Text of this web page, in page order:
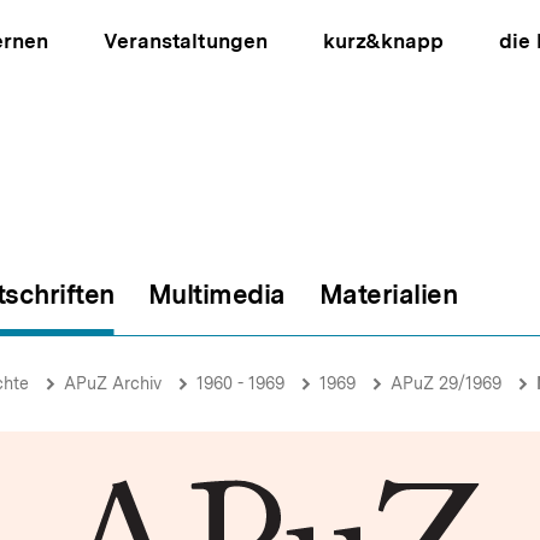
Veranstaltungen kurz&knapp die
Multimedia Materialien
APuZ Archiv 1960 - 1969 1969 APuZ 29/1969